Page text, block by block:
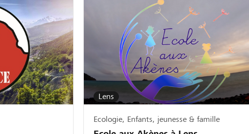
Lens
Ecologie, Enfants, jeunesse & famille